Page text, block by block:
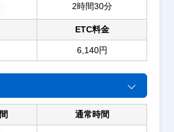
2時間30分
ETC料金
6,140円
通常時間